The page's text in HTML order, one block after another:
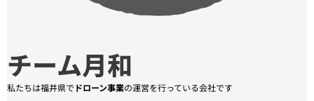
チーム月和
私たちは福井県で ドローン事業の運営を行っている会社です